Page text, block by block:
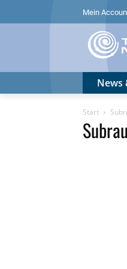
Mein
News
Start